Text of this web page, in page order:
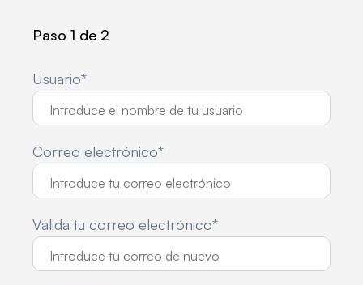
Paso 1 de 2
Usuario*
Correo electrónico*
Valida tu correo electrónico*